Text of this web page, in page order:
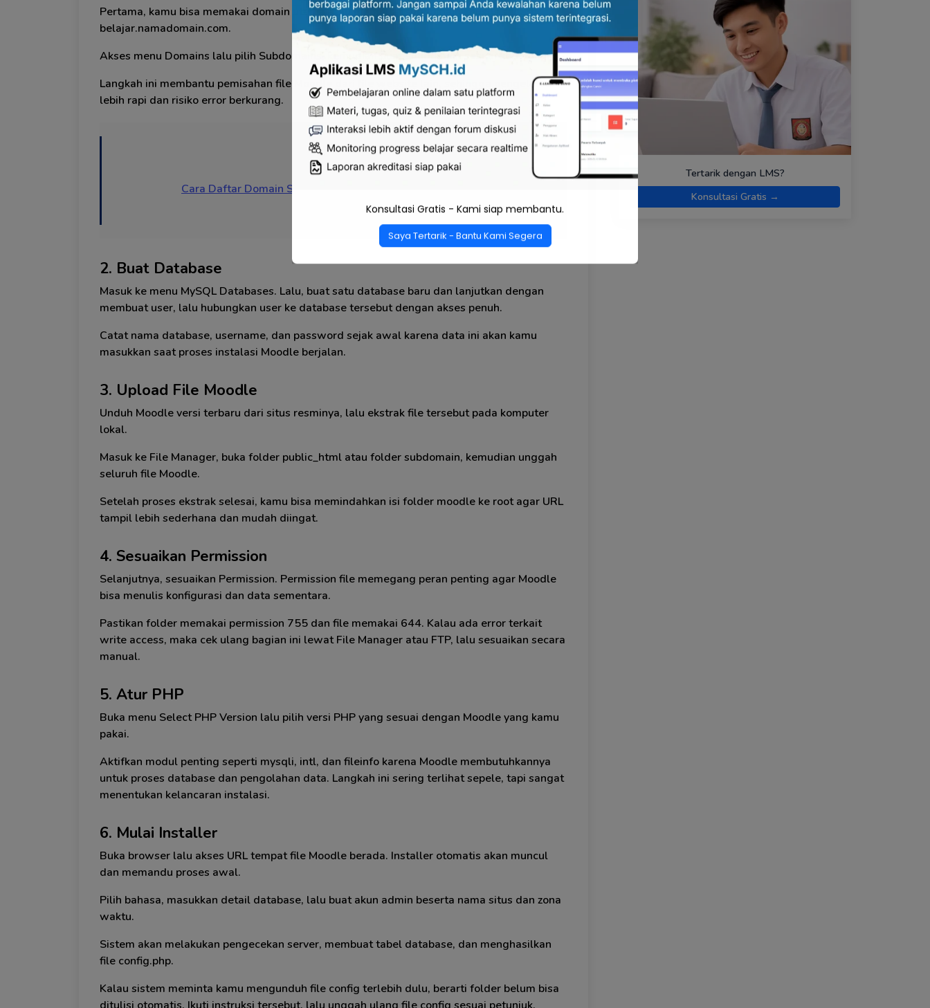
Pertama, kamu bisa memakai domain utama atau membuat subdomain khusus seperti
belajar.namadomain.com.
Akses menu Domains lalu pilih Subdomains, kemudian buat subdomain sesuai kebutuhan.
Langkah ini membantu pemisahan file Moodle dari file website lain, sehingga pengelolaan
lebih rapi dan risiko error berkurang.
Baca Juga :
Cara Daftar Domain Sch.id Paling Mudah, Cukup 3 Langkah!
2. Buat Database
Masuk ke menu MySQL Databases. Lalu, buat satu database baru dan lanjutkan dengan
membuat user, lalu hubungkan user ke database tersebut dengan akses penuh.
Catat nama database, username, dan password sejak awal karena data ini akan kamu
masukkan saat proses instalasi Moodle berjalan.
3. Upload File Moodle
Unduh Moodle versi terbaru dari situs resminya, lalu ekstrak file tersebut pada komputer
lokal.
Masuk ke File Manager, buka folder public_html atau folder subdomain, kemudian unggah
seluruh file Moodle.
Setelah proses ekstrak selesai, kamu bisa memindahkan isi folder moodle ke root agar URL
tampil lebih sederhana dan mudah diingat.
4. Sesuaikan Permission
Selanjutnya, sesuaikan Permission. Permission file memegang peran penting agar Moodle
bisa menulis konfigurasi dan data sementara.
Pastikan folder memakai permission 755 dan file memakai 644. Kalau ada error terkait
write access, maka cek ulang bagian ini lewat File Manager atau FTP, lalu sesuaikan secara
manual.
5. Atur PHP
Buka menu Select PHP Version lalu pilih versi PHP yang sesuai dengan Moodle yang kamu
pakai.
Aktifkan modul penting seperti mysqli, intl, dan fileinfo karena Moodle membutuhkannya
untuk proses database dan pengolahan data. Langkah ini sering terlihat sepele, tapi sangat
menentukan kelancaran instalasi.
6. Mulai Installer
Buka browser lalu akses URL tempat file Moodle berada. Installer otomatis akan muncul
dan memandu proses awal.
Pilih bahasa, masukkan detail database, lalu buat akun admin beserta nama situs dan zona
waktu.
Sistem akan melakukan pengecekan server, membuat tabel database, dan menghasilkan
file config.php.
Kalau sistem meminta kamu mengunduh file config terlebih dulu, berarti folder belum bisa
Tertarik dengan LMS?
Konsultasi Gratis →
Konsultasi Gratis - Kami siap membantu.
Saya Tertarik - Bantu Kami Segera